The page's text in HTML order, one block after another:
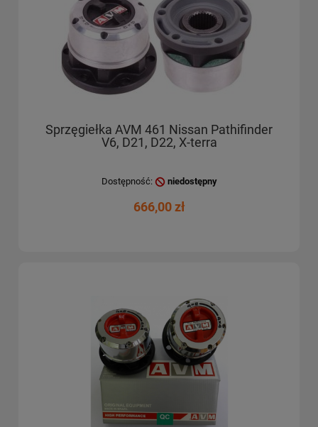
Sprzęgiełka AVM 461 Nissan Pathifinder
V6, D21, D22, X-terra
Dostępność: niedostępny
666,00 zł